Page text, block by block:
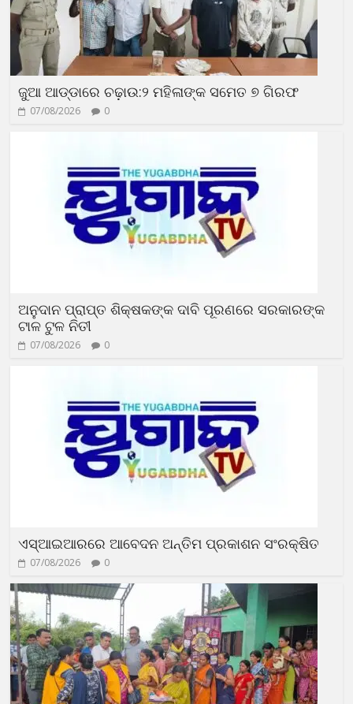
ଜୁଆ ଆଡ୍ଡାରେ ଚଢ଼ାଉ:୨ ମହିଳାଙ୍କ ସମେତ ୭ ଗିରଫ
07/08/2026 0
ଅନୁଦାନ ପ୍ରାପ୍ତ ଶିକ୍ଷକଙ୍କ ଦାବି ପୂରଣରେ ସରକାରଙ୍କ
ଟାଳ ଟୁଳ ନିତୀ
07/08/2026 0
ଏସ୍‌ଆଇଆରରେ ଆବେଦନ ଅନ୍ତିମ ପ୍ରକାଶନ ସଂରକ୍ଷିତ
07/08/2026 0